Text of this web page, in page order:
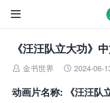

《汪汪队立大功》
 金书世界  2024-06-
动画片名称: 《汪汪队